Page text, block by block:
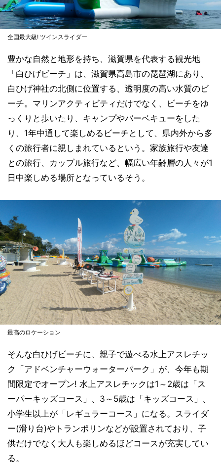
全国最大級! ツインスライダー
豊かな自然と地形を持ち、滋賀県を代表する観光地
「白ひげビーチ」は、滋賀県高島市の琵琶湖にあり、
白ひげ神社の北側に位置する、透明度の高い水質のビ
ーチ。マリンアクティビティだけでなく、ビーチをゆ
っくりと歩いたり、キャンプやバーベキューをした
り、1年中通して楽しめるビーチとして、県内外から多
くの旅行者に親しまれているという。家族旅行や友達
との旅行、カップル旅行など、幅広い年齢層の人々が1
日中楽しめる場所となっているそう。
最高のロケーション
そんな白ひげビーチに、親子で遊べる水上アスレチッ
ク「アドベンチャーウォーターパーク」が、今年も期
間限定でオープン! 水上アスレチックは1～2歳は「ス
ーパーキッズコース」、3～5歳は「キッズコース」、
小学生以上が「レギュラーコース」になる。スライダ
ー(滑り台)やトランポリンなどが設置されており、子
供だけでなく大人も楽しめるほどコースが充実してい
る。